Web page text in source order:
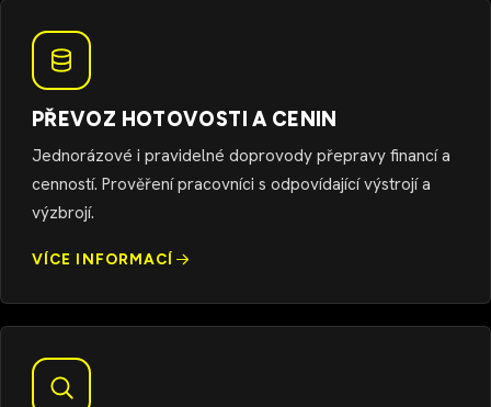
PŘEVOZ HOTOVOSTI A CENIN
Jednorázové i pravidelné doprovody přepravy financí a
cenností. Prověření pracovníci s odpovídající výstrojí a
výzbrojí.
VÍCE INFORMACÍ